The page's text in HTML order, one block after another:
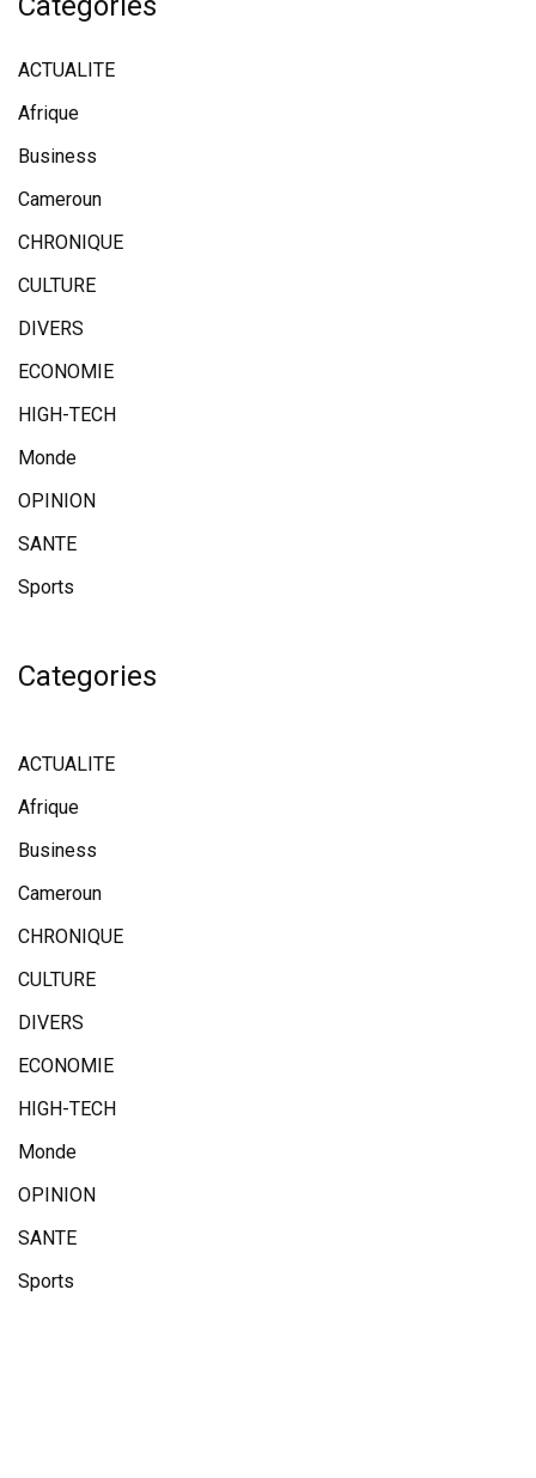
ACTUALITE
Afrique
Business
Cameroun
CHRONIQUE
CULTURE
DIVERS
ECONOMIE
HIGH-TECH
Monde
OPINION
SANTE
Sports
Categories
ACTUALITE
Afrique
Business
Cameroun
CHRONIQUE
CULTURE
DIVERS
ECONOMIE
HIGH-TECH
Monde
OPINION
SANTE
Sports